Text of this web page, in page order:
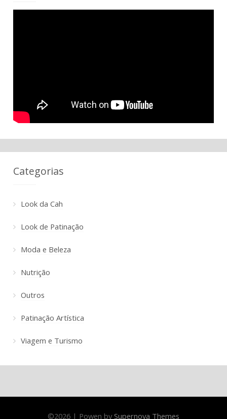
Categorias
Look da Cah
Look de Patinação
Moda e Beleza
Nutrição
Outros
Patinação Artística
Viagem e Turismo
©2026 | Powen by Supernova Themes